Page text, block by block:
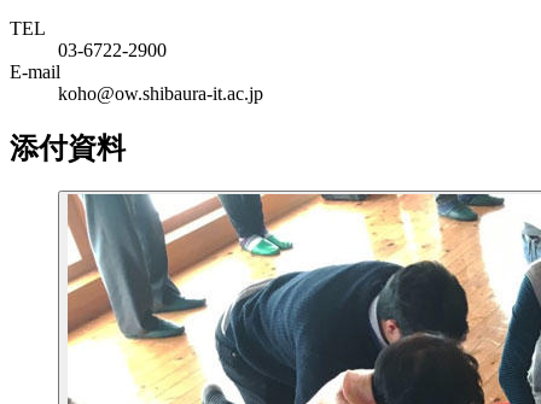
TEL
03-6722-2900
E-mail
koho@ow.shibaura-it.ac.jp
添付資料